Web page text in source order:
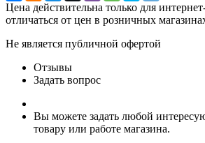
Цена действительна только для
отличаться от цен в розничных
Не является публичной офертой
Отзывы
Задать вопрос
Вы можете задать любой
товару или работе магазина.